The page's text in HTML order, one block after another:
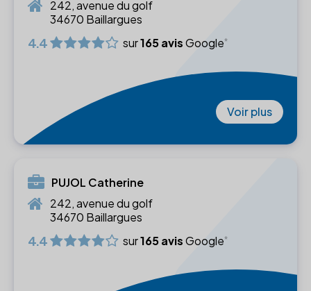
242, avenue du golf
34670 Baillargues
4.4 sur165 avisGoogle
Voir plus
PUJOL Catherine
242, avenue du golf
34670 Baillargues
4.4 sur165 avisGoogle